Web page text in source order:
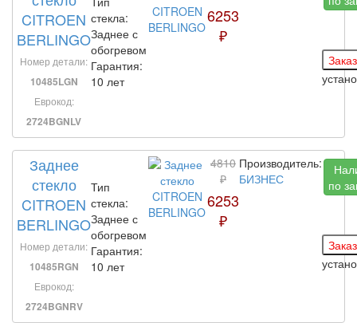
CITROEN
BERLINGO
Номер детали:
10485LGN
Еврокод:
2724BGNLV
стекла:
Заднее с
обогревом
Гарантия:
10 лет
6253
₽
Заднее
стекло
CITROEN
BERLINGO
Номер детали:
10485RGN
Еврокод:
2724BGNRV
Тип
стекла:
Заднее с
обогревом
Гарантия:
10 лет
4810
₽
6253
₽
Производитель:
БИЗНЕС
по